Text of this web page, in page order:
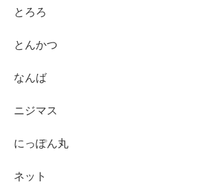
とろろ
とんかつ
なんば
ニジマス
にっぽん丸
ネット